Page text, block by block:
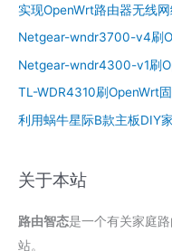
实现OpenWrt路由器无线网
Netgear-wndr3700-v4刷
Netgear-wndr4300-v1刷
TL-WDR4310刷OpenWrt
利用蜗牛星际B款主板DIY
关于本站
路由智态是一个有关家庭
站。